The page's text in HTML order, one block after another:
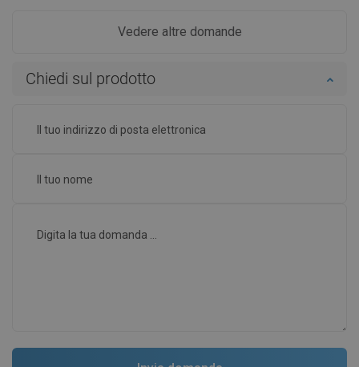
Vedere altre domande
Chiedi sul prodotto